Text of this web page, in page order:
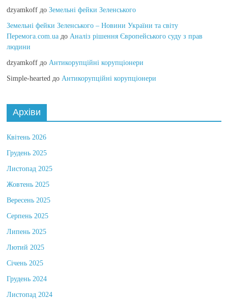
dzyamkoff доЗемельні фейки Зеленського
Земельні фейки Зеленського – Новини України та світу
Перемога.com.ua доАналіз рішення Європейського суду з прав
людини
dzyamkoff доАнтикорупційні корупціонери
Simple-hearted доАнтикорупційні корупціонери
Архіви
Квітень 2026
Грудень 2025
Листопад 2025
Жовтень 2025
Вересень 2025
Серпень 2025
Липень 2025
Лютий 2025
Січень 2025
Грудень 2024
Листопад 2024